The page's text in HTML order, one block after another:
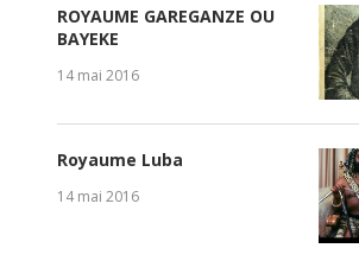
ROYAUME GAREGANZE OU
BAYEKE
14 mai 2016
Royaume Luba
14 mai 2016